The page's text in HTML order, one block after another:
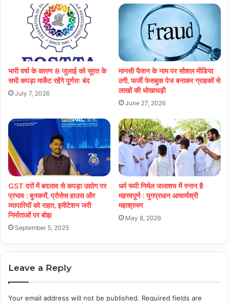
भारी वर्षा के कारण 8 जुलाई को सूरत के
सभी कपड़ा मार्केट रहेंगे पूर्णतः बंद
July 7, 2026
मानसी फैशन के नाम पर सोशल मीडिया
ठगी, फर्जी फेसबुक पेज बनाकर ग्राहकों से
लाखों की धोखाधड़ी
June 27, 2026
GST दरों में बदलाव से कपड़ा उद्योग पर
प्रभाव : बुनकरों, प्रोसेस हाउस और
व्यापारियों को राहत, इमीटेशन जरी
निर्माताओं पर बोझ
September 5, 2025
धर्म रूपी निर्मल जलाशय में स्नान है
महत्त्वपूर्ण : युगप्रधान आचार्यश्री
महाश्रमण
May 8, 2026
Leave a Reply
Your email address will not be published. Required fields are